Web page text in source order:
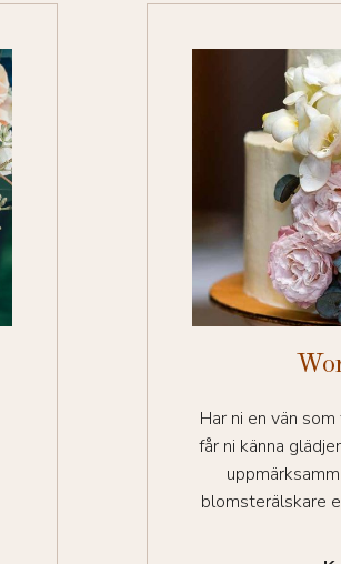
Har ni en vän
får ni känna
blomsterälskare